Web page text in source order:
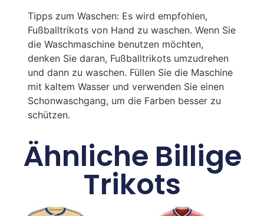
Tipps zum Waschen: Es wird empfohlen,
Fußballtrikots von Hand zu waschen. Wenn Sie
die Waschmaschine benutzen möchten,
denken Sie daran, Fußballtrikots umzudrehen
und dann zu waschen. Füllen Sie die Maschine
mit kaltem Wasser und verwenden Sie einen
Schonwaschgang, um die Farben besser zu
schützen.
Ähnliche Billige
Trikots